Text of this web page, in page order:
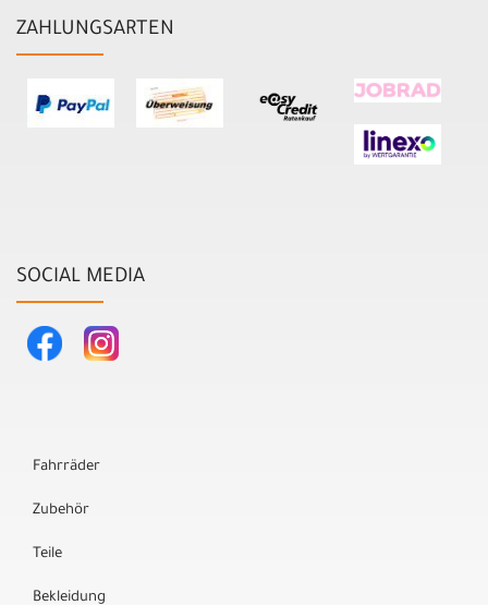
ZAHLUNGSARTEN
SOCIAL MEDIA
Fahrräder
Zubehör
Teile
Bekleidung